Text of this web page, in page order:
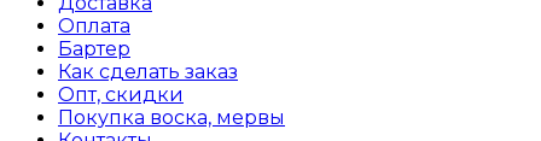
Оплата
Бартер
Как сделать заказ
Опт, скидки
Покупка воска, мервы